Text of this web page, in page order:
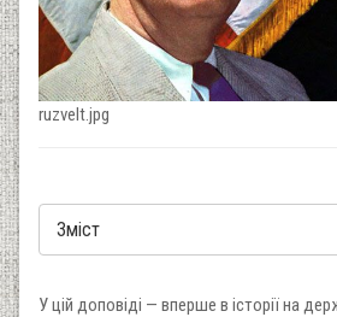
ruzvelt.jpg
У цій доповіді — вперше в історії на